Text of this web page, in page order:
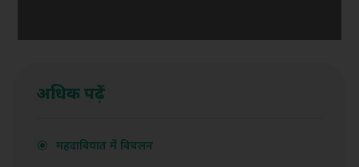
अधिक पढ़ें
महदावियात में विचलन